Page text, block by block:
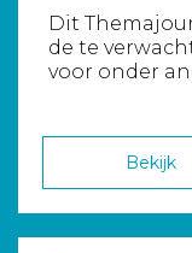
Dit
de te
voor onder
Bekijk